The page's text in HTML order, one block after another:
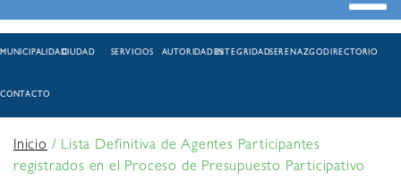
MUNICIPALIDADCIUDAD SERVICIOS AUTORIDADESINTEGRIDADSERENAZGODIRECTORIO
CONTACTO
Inicio/ Lista Definitiva de Agentes Participantes
registrados en el Proceso de Presupuesto Participativo